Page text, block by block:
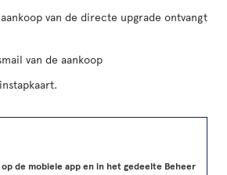
van de directe upgrade ontvangt
van de aankoop
de mobiele app en in het gedeelte Beheer